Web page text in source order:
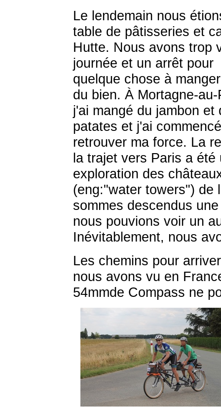
Le lendemain nous
table de pâtisseries et
Hutte. Nous avons trop
journée et un arrêt pour
quelque chose à
du bien. À Mortagne-
j'ai mangé du jambon et
patates et j'ai
retrouver ma force. La
la trajet vers Paris a été
exploration des
(eng:"water towers") de
sommes descendus
nous pouvions voir un
Inévitablement, nous
Les chemins pour
nous avons vu en
54mmde Compass ne